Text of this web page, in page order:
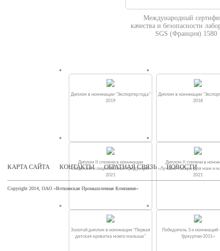
Международный
качества и безопасности
SGS (Франция) 1580
Диплом в номинации "Экспортер года"
2019
Диплом в номинации
2018
Диплом II степени в номинации
«Лицензия и лицензионная продукция»
2021
Диплом II степени в
«Лучшие товары для мам и
2021
Золотой диплом в номинации "Первая
детская кроватка моего малыша"
Победитель 3-х номинаций
Удмуртии-2015»
КАРТА САЙТА КОНТАКТЫ ОБРАТНАЯ СВЯЗЬ НОВОСТИ
Copyright 2014, ОАО «Воткинская Промышленная Компания»